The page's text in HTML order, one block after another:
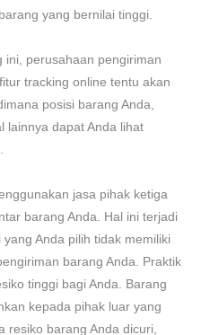
yang bernilai tinggi.
ini, perusahaan pengiriman
tracking online tentu akan
posisi barang Anda,
lainnya dapat Anda lihat
jasa pihak ketiga
barang Anda. Hal ini terjadi
Anda pilih tidak memiliki
barang Anda. Praktik
tinggi bagi Anda. Barang
kepada pihak luar yang
resiko barang Anda dicuri,